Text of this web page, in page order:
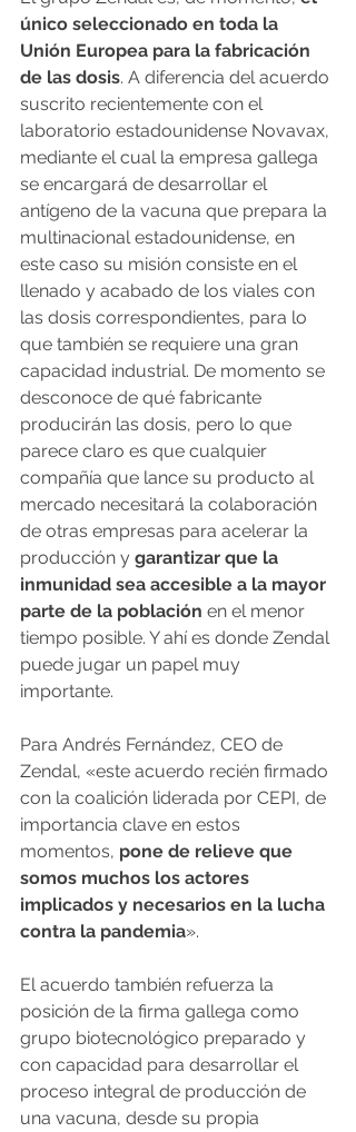
único seleccionado en toda la
Unión Europea para la fabricación
de las dosis. A diferencia del acuerdo
suscrito recientemente con el
laboratorio estadounidense Novavax,
mediante el cual la empresa gallega
se encargará de desarrollar el
antígeno de la vacuna que prepara la
multinacional estadounidense, en
este caso su misión consiste en el
llenado y acabado de los viales con
las dosis correspondientes, para lo
que también se requiere una gran
capacidad industrial. De momento se
desconoce de qué fabricante
producirán las dosis, pero lo que
parece claro es que cualquier
compañía que lance su producto al
mercado necesitará la colaboración
de otras empresas para acelerar la
producción y garantizar que la
inmunidad sea accesible a la mayor
parte de la población en el menor
tiempo posible. Y ahí es donde Zendal
puede jugar un papel muy
importante.
Para Andrés Fernández, CEO de
Zendal, «este acuerdo recién firmado
con la coalición liderada por CEPI, de
importancia clave en estos
momentos, pone de relieve que
somos muchos los actores
implicados y necesarios en la lucha
contra la pandemia».
El acuerdo también refuerza la
posición de la firma gallega como
grupo biotecnológico preparado y
con capacidad para desarrollar el
proceso integral de producción de
una vacuna, desde su propia